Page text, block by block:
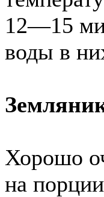
12—15
воды в
Хорошо
на